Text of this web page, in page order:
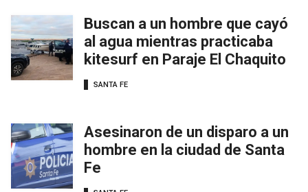
Buscan a un hombre que cayó
al agua mientras practicaba
kitesurf en Paraje El Chaquito
SANTA FE
Asesinaron de un disparo a un
hombre en la ciudad de Santa
Fe